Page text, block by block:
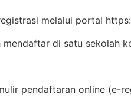
melalui portal
di satu sekolah
pendaftaran online (e-